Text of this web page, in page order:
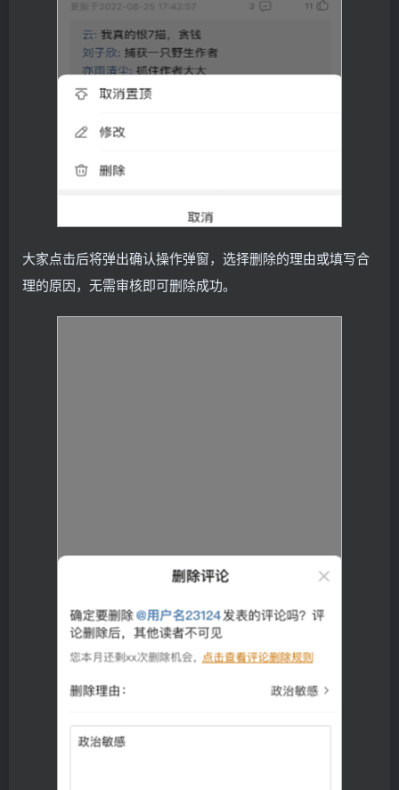
大家点击后将弹出确认操作弹窗，选择删除的理由或填写合
理的原因，无需审核即可删除成功。